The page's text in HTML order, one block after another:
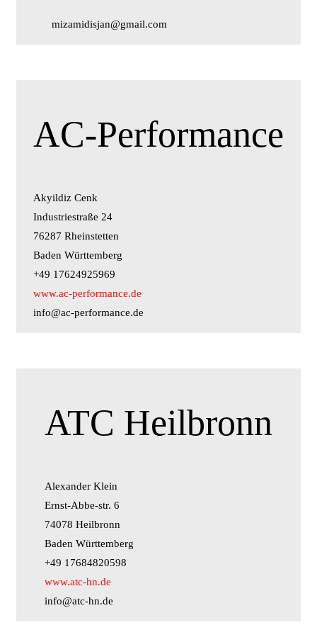
mizamidisjan@gmail.com
AC-Performance
Akyildiz Cenk
Industriestraße 24
76287 Rheinstetten
Baden Württemberg
+49 17624925969
www.ac-performance.de
info@ac-performance.de
ATC Heilbronn
Alexander Klein
Ernst-Abbe-str. 6
74078 Heilbronn
Baden Württemberg
+49 17684820598
www.atc-hn.de
info@atc-hn.de